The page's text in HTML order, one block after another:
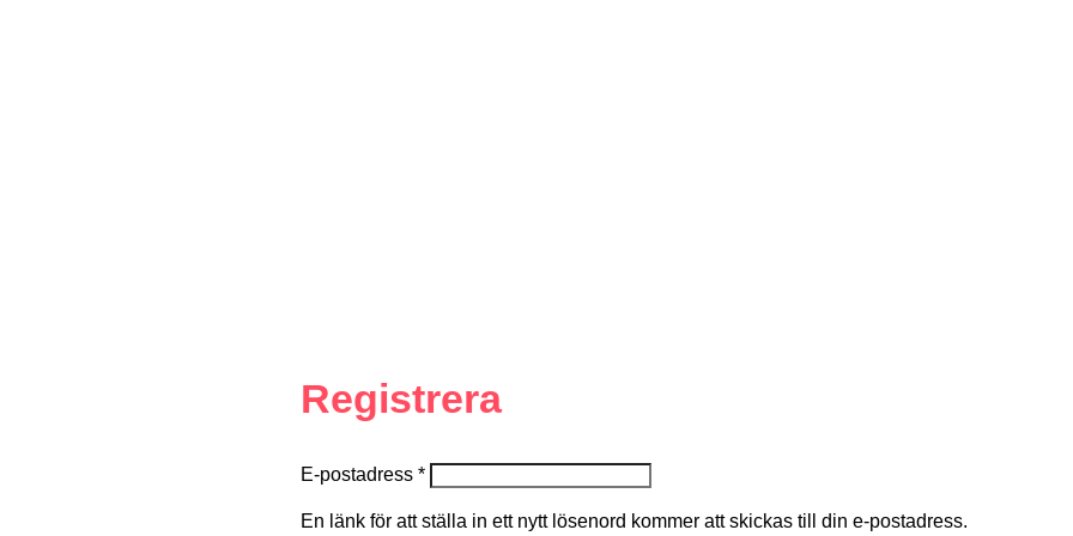
Registrera
E-postadress *
En länk för att ställa in ett nytt lösenord kommer att skickas till din e-postadress.